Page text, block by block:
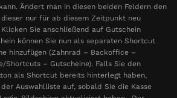
Ändert man in diesen beiden Feldern den
nur für ab diesem Zeitpunkt neu
Sie anschließend auf Gutschein
können Sie nun als separaten Shortcut
hinzufügen (Zahnrad – Backoffice –
Shortcuts – Gutscheine). Falls Sie den
als Shortcut bereits hinterlegt haben,
Auswahlliste auf, sobald Sie die Kasse